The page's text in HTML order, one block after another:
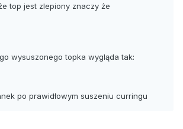
top jest zlepiony znaczy że
wysuszonego topka wygląda tak:
po prawidłowym suszeniu curringu